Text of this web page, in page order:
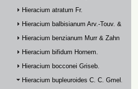
Hieracium atratum Fr.
Hieracium balbisianum Arv.-Touv. & Briq.
Hieracium benzianum Murr & Zahn
Hieracium bifidum Hornem.
Hieracium bocconei Griseb.
Hieracium bupleuroides C. C. Gmel.